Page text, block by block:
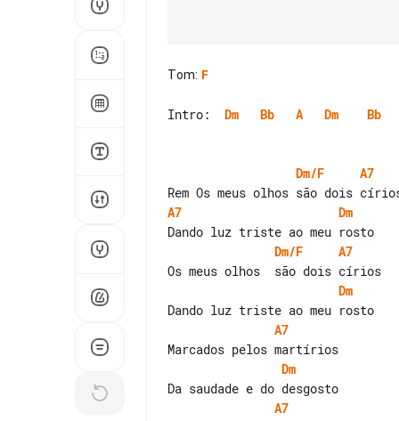
Tom: F
Intro: Dm Bb A Dm Bb
Dm/F A7
A7
Dm
Dm/F
A7
Dm
A7
Dm
A7